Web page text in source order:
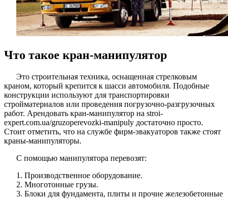
Что такое кран-манипулятор
Это строительная техника, оснащенная стрелковым
краном, который крепится к шасси автомобиля. Подобные
конструкции используют для транспортировки
стройматериалов или проведения погрузочно-разгрузочных
работ. Арендовать кран-манипулятор на stroi-
expert.com.ua/gruzoperevozki-manipuly достаточно просто.
Стоит отметить, что на службе фирм-эвакуаторов также стоят
краны-манипуляторы.
С помощью манипулятора перевозят:
Производственное оборудование.
Многотонные грузы.
Блоки для фундамента, плиты и прочие железобетонные